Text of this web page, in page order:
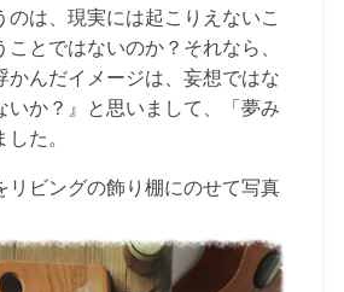
のは、現実には起こりえないこ
とではないのか？それなら、
かんだイメージは、妄想ではな
いか？』と思いまして、「夢み
た。
リビングの飾り棚にのせて写真